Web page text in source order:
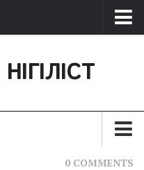
НІГІЛІСТ
0 COMMENTS